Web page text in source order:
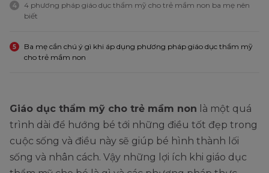
4
4 phương pháp giáo dục thẩm mỹ cho trẻ mầm non ba mẹ nên
biết
5
Ba mẹ cần chú ý gì khi áp dụng phương pháp giáo dục thẩm mỹ
cho trẻ mầm non
Giáo dục thẩm mỹ cho trẻ mầm non là một quá
trình dài để hướng bé tới những điều tốt đẹp trong
cuộc sống và điều này sẽ giúp bé hình thành lối
sống và nhân cách. Vậy những lợi ích khi giáo dục